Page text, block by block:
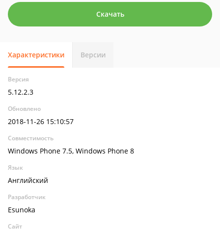
Скачать
Характеристики Версии
Версия
5.12.2.3
Обновлено
2018-11-26 15:10:57
Совместимость
Windows Phone 7.5, Windows Phone 8
Язык
Английский
Разработчик
Esunoka
Сайт